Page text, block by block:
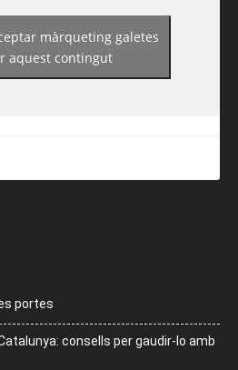
guiadereus/
màrqueting galetes
aquest contingut
portes
consells per gaudir-lo amb